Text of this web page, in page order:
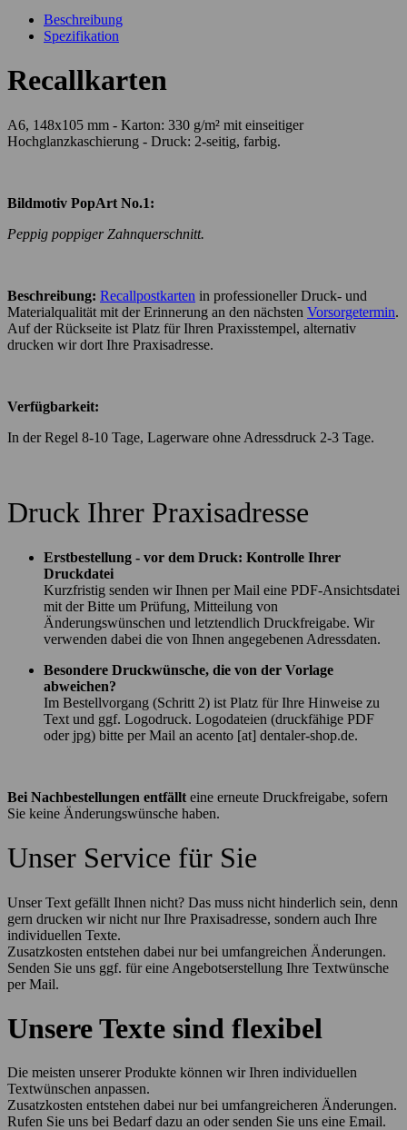
Beschreibung
Spezifikation
Recallkarten
A6, 148x105 mm - Karton: 330 g/m² mit einseitiger
Hochglanzkaschierung - Druck: 2-seitig, farbig.
Bildmotiv PopArt No.1:
Peppig poppiger Zahnquerschnitt.
Beschreibung: Recallpostkarten in professioneller Druck- und
Materialqualität mit der Erinnerung an den nächsten Vorsorgetermin.
Auf der Rückseite ist Platz für Ihren Praxisstempel, alternativ
drucken wir dort Ihre Praxisadresse.
Verfügbarkeit:
In der Regel 8-10 Tage, Lagerware ohne Adressdruck 2-3 Tage.
Druck Ihrer Praxisadresse
Erstbestellung - vor dem Druck: Kontrolle Ihrer
Druckdatei
Kurzfristig senden wir Ihnen per Mail eine PDF-Ansichtsdatei
mit der Bitte um Prüfung, Mitteilung von
Änderungswünschen und letztendlich Druckfreigabe. Wir
verwenden dabei die von Ihnen angegebenen Adressdaten.
Besondere Druckwünsche, die von der Vorlage
abweichen?
Im Bestellvorgang (Schritt 2) ist Platz für Ihre Hinweise zu
Text und ggf. Logodruck. Logodateien (druckfähige PDF
oder jpg) bitte per Mail an acento [at] dentaler-shop.de.
Bei Nachbestellungen entfällt eine erneute Druckfreigabe, sofern
Sie keine Änderungswünsche haben.
Unser Service für Sie
Unser Text gefällt Ihnen nicht? Das muss nicht hinderlich sein, denn
gern drucken wir nicht nur Ihre Praxisadresse, sondern auch Ihre
individuellen Texte.
Zusatzkosten entstehen dabei nur bei umfangreichen Änderungen.
Senden Sie uns ggf. für eine Angebotserstellung Ihre Textwünsche
per Mail.
Unsere Texte sind flexibel
Die meisten unserer Produkte können wir Ihren individuellen
Textwünschen anpassen.
Zusatzkosten entstehen dabei nur bei umfangreicheren Änderungen.
Rufen Sie uns bei Bedarf dazu an oder senden Sie uns eine Email.